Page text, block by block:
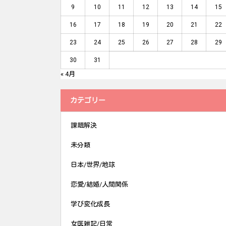
9 10 11 12 13 14 15
16 17 18 19 20 21 22
23 24 25 26 27 28 29
30 31
« 4月
カテゴリー
課題解決
未分類
日本/世界/地球
恋愛/結婚/人間関係
学び変化成長
女医雑記/日常